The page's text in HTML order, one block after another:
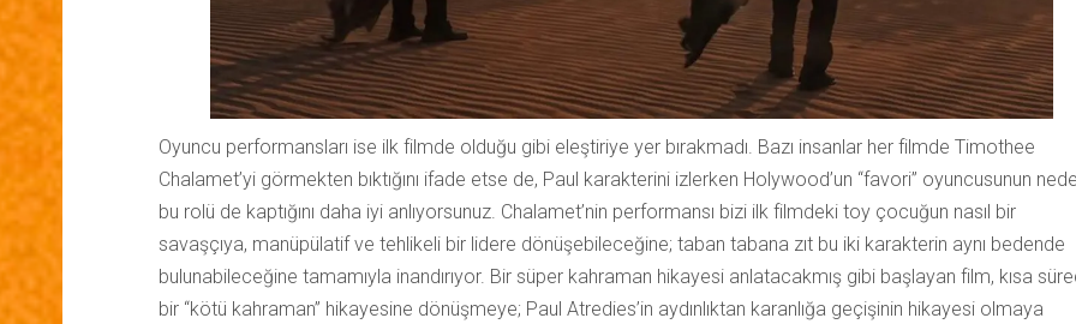
Oyuncu performansları ise ilk filmde olduğu gibi eleştiriye yer bırakmadı. Bazı insanlar her filmde Timothee
Chalamet’yi görmekten bıktığını ifade etse de, Paul karakterini izlerken Holywood’un “favori” oyuncusunun
bu rolü de kaptığını daha iyi anlıyorsunuz. Chalamet’nin performansı bizi ilk filmdeki toy çocuğun nasıl bir
savaşçıya, manüpülatif ve tehlikeli bir lidere dönüşebileceğine; taban tabana zıt bu iki karakterin aynı bedende
bulunabileceğine tamamıyla inandırıyor. Bir süper kahraman hikayesi anlatacakmış gibi başlayan film, kısa
bir “kötü kahraman” hikayesine dönüşmeye; Paul Atredies’in aydınlıktan karanlığa geçişinin hikayesi olmaya